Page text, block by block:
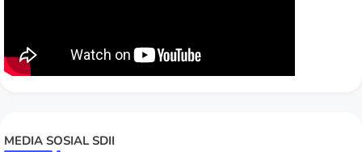
MEDIA SOSIAL SDII